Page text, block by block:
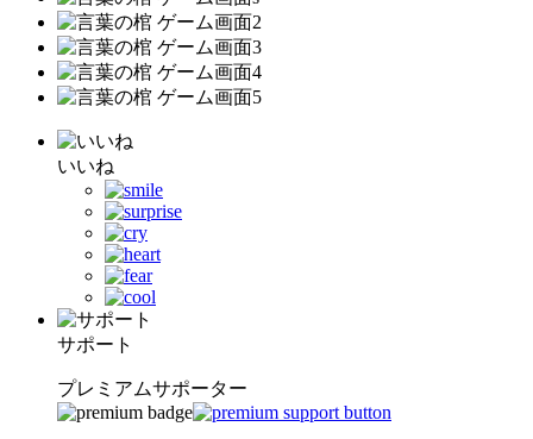
いいね
サポート
プレミアムサポーター